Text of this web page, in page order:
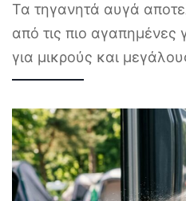
Τα τηγανητά αυγά
από τις πιο αγαπημένες
για μικρούς και